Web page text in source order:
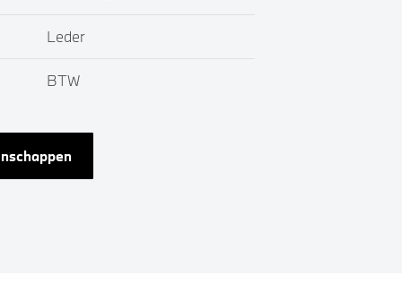
Leder
BTW